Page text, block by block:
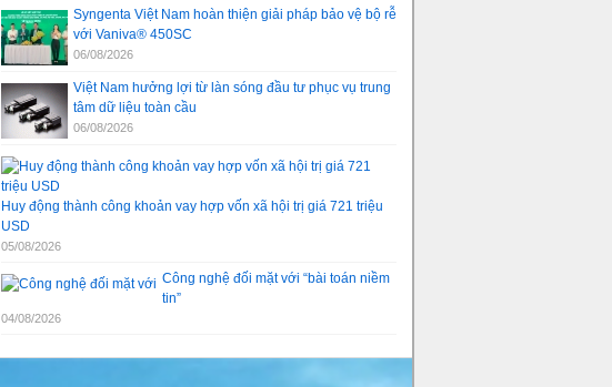
Syngenta Việt Nam hoàn thiện giải pháp bảo vệ bộ rễ
với Vaniva® 450SC
06/08/2026
Việt Nam hưởng lợi từ làn sóng đầu tư phục vụ trung
tâm dữ liệu toàn cầu
06/08/2026
Huy động thành công khoản vay hợp vốn xã hội trị giá 721 triệu
USD
05/08/2026
Công nghệ đối mặt với “bài toán niềm
tin”
04/08/2026